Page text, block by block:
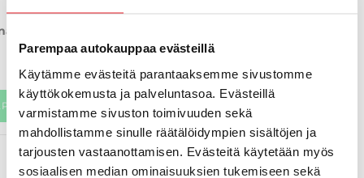
Parempaa autokauppaa evästeillä
Käytämme evästeitä parantaaksemme sivustomme
käyttökokemusta ja palveluntasoa. Evästeillä
varmistamme sivuston toimivuuden sekä
mahdollistamme sinulle räätälöidympien sisältöjen ja
tarjousten vastaanottamisen. Evästeitä käytetään myös
sosiaalisen median ominaisuuksien tukemiseen sekä
VISA ALLA MEST VISADE